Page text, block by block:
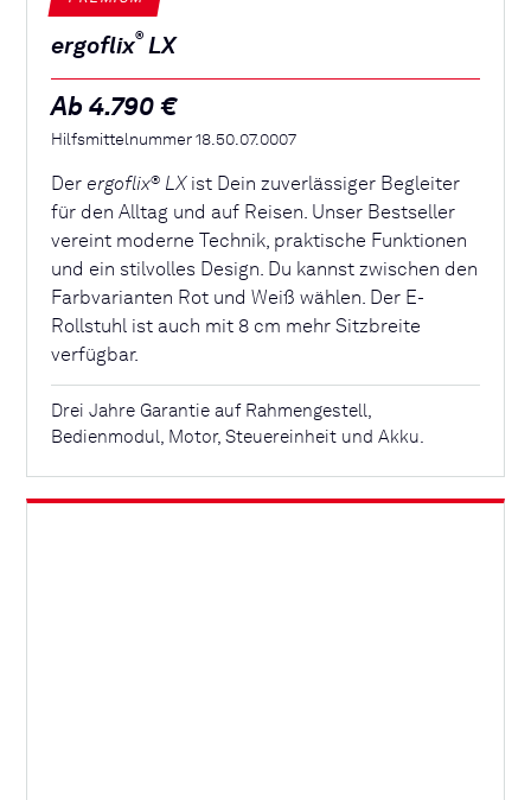
ergoflix® LX
Ab 4.790 €
Hilfsmittelnummer 18.50.07.0007
Derergoflix® LX ist Dein zuverlässiger Begleiter
für den Alltag und auf Reisen. Unser Bestseller
vereint moderne Technik, praktische Funktionen
und ein stilvolles Design. Du kannst zwischen den
Farbvarianten Rot und Weiß wählen. Der E-
Rollstuhl ist auch mit 8 cm mehr Sitzbreite
verfügbar.
Drei Jahre Garantie auf Rahmengestell,
Bedienmodul, Motor, Steuereinheit und Akku.